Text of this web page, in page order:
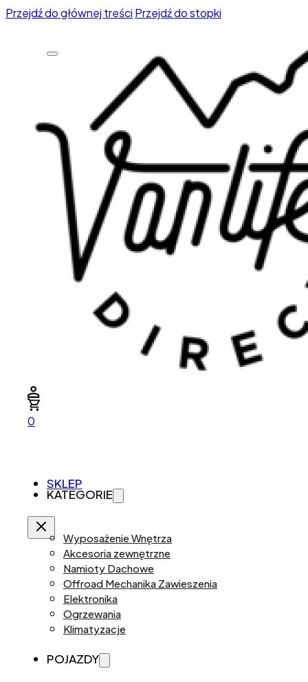
Przejdź do głównej treści Przejdź do stopki
0
SKLEP
KATEGORIE
Wyposażenie Wnętrza
Akcesoria zewnętrzne
Namioty Dachowe
Offroad Mechanika Zawieszenia
Elektronika
Ogrzewania
Klimatyzacje
POJAZDY